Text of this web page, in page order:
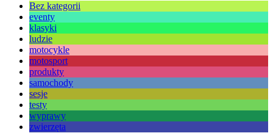
Bez kategorii
eventy
klasyki
ludzie
motocykle
motosport
produkty
samochody
sesje
testy
wyprawy
zwierzęta